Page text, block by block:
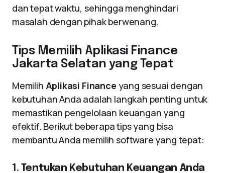
dan tepat waktu, sehingga menghindari
masalah dengan pihak berwenang.
Tips Memilih Aplikasi Finance
Jakarta Selatan yang Tepat
Memilih Aplikasi Finance yang sesuai dengan
kebutuhan Anda adalah langkah penting untuk
memastikan pengelolaan keuangan yang
efektif. Berikut beberapa tips yang bisa
membantu Anda memilih software yang tepat:
1. Tentukan Kebutuhan Keuangan Anda